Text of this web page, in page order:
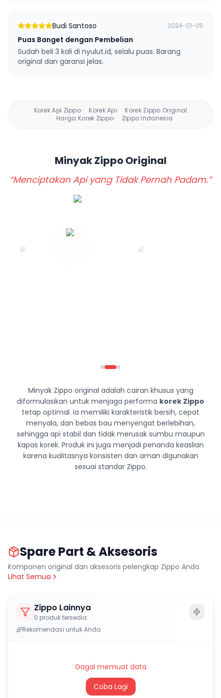
Budi Santoso 2024-01-05
Puas Banget dengan Pembelian
Sudah beli 3 kali di nyulut.id, selalu puas. Barang
original dan garansi jelas.
Korek Api Zippo• Korek Api• Korek Zippo Original
• Harga Korek Zippo• Zippo Indonesia
Minyak ZippoOriginal
“Menciptakan Api yang Tidak Pernah Padam.”
Minyak Zippo original adalah cairan khusus yang
diformulasikan untuk menjaga performa korek Zippo
tetap optimal. Ia memiliki karakteristik bersih, cepat
menyala, dan bebas bau menyengat berlebihan,
sehingga api stabil dan tidak merusak sumbu maupun
kapas korek. Produk ini juga menjadi penanda keaslian
karena kualitasnya konsisten dan aman digunakan
sesuai standar Zippo.
Spare Part & Aksesoris
Komponen original dan aksesoris pelengkap Zippo Anda
Lihat Semua
Zippo Lainnya
0 produk tersedia
Rekomendasi untuk Anda
Gagal memuat data
Coba Lagi